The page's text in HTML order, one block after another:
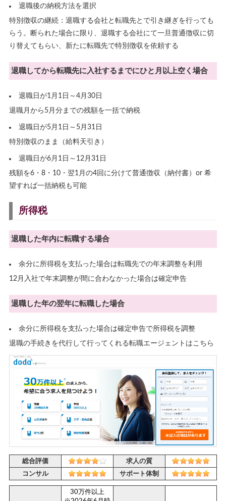
退職後の納税方法を選択
特別徴収の継続：退職する会社と転職先とで引き継ぎを行っても
らう。断られた場合に限り、退職する会社にて一旦普通徴収に切
り替えてもらい、新たに転職先で特別徴収を依頼する
退職してから転職先に入社するまでにひと月以上空く場合
退職日が1月1日～4月30日
退職月から5月分までの残額を一括で納税
退職日が5月1日～5月31日
特別徴収のまま（給料天引き）
退職日が6月1日～12月31日
残額を6・8・10・翌1月の4回に分けて普通徴収（納付書）or 希
望すれば一括納税も可能
所得税
退職した年内に転職する場合
余分に所得税を支払った場合は転職先での年末調整を利用
12月入社で年末調整が間に合わなかった場合は確定申告
退職した年の翌年に転職した場合
余分に所得税を支払った場合は確定申告で所得税を調整
退職の手続きを代行して行ってくれる転職エージェントはこちら
総合評価
求人の質
コンサル
サポート体制
30万件以上